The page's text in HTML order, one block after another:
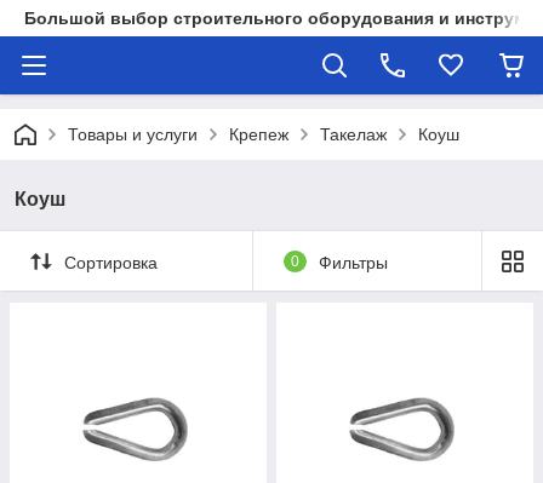
Большой выбор строительного оборудования и
Товары и услуги Крепеж Такелаж Коуш
Коуш
Сортировка 0 Фильтры